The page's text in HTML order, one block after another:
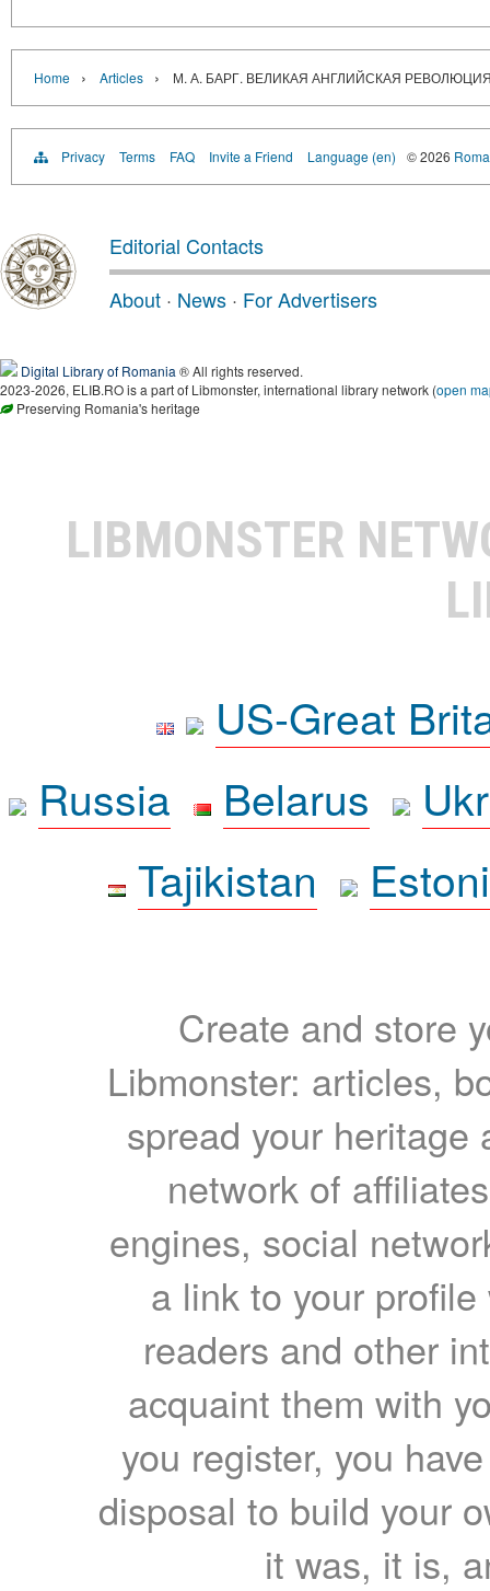
Home › Articles › М. А. БАРГ. ВЕЛИКАЯ АНГЛИЙСКАЯ
Privacy Terms FAQ Invite a Friend Language (en) © 2026
Editorial Contacts
About · News · For Advertisers
Digital Library of Romania ® All rights reserved.
2023-2026, ELIB.RO is a part of Libmonster, international library network (open
Preserving Romania's heritage
LIBMONSTER
US-Great
Russia
Belarus
Tajikistan
Create and store
Libmonster: articles,
spread your heritage
network of
engines, social
a link to your
readers and other
acquaint them with
you register, you
disposal to build your
it was, it is,